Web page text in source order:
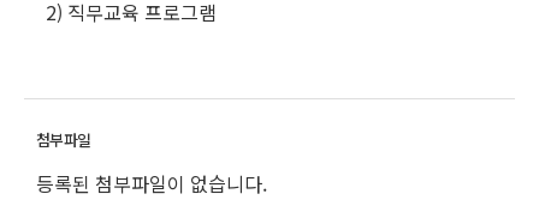
2) 직무교육 프로그램
등록된 첨부파일이 없습니다.